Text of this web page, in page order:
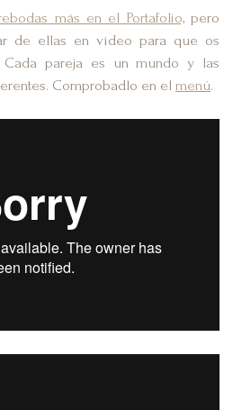
más en el Portafolio,pero
de ellas en vídeo para que os
Cada pareja es un mundo y las
Comprobadlo en el menú.